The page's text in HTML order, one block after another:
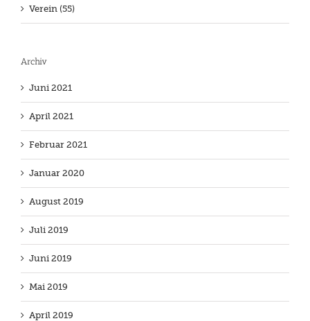
Verein (55)
Archiv
Juni 2021
April 2021
Februar 2021
Januar 2020
August 2019
Juli 2019
Juni 2019
Mai 2019
April 2019